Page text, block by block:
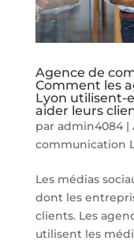
Agence de
Comment les
Lyon utilisent-
aider leurs
par admin4084|
communication
Les médias
dont les
clients. Les
utilisent les